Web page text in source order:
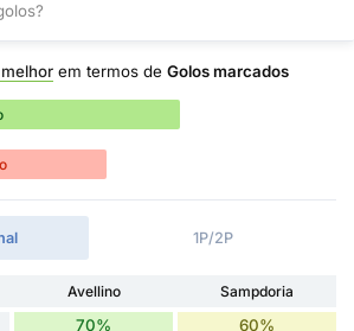
melhor em termos de Golos marcados
1P/2P
Avellino
Sampdoria
70% 60%